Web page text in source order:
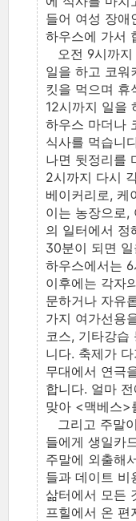
들어 여성 장애
하우스에 가서
오전 9시까지
일을 하고 코워
킷을 먹으며 휴
12시까지 일을
하우스 마더나
식사를 먹습니
나면 뒷정리를
2시까지 다시
베이커리로, 케
이는 농장으로,
의 일터에서 정
30분이 되면
하우스에서는
이후에는 각자
문하거나 자유
가지 여가선용
코스, 기타강습
니다. 축제가
무대에서 연극
합니다. 얼마
맞아 <맥베스>
그리고 주말
들에게 생일카
주말에 외출해
들과 데이트 비
삶터에서 모든
프힐에서 온 편